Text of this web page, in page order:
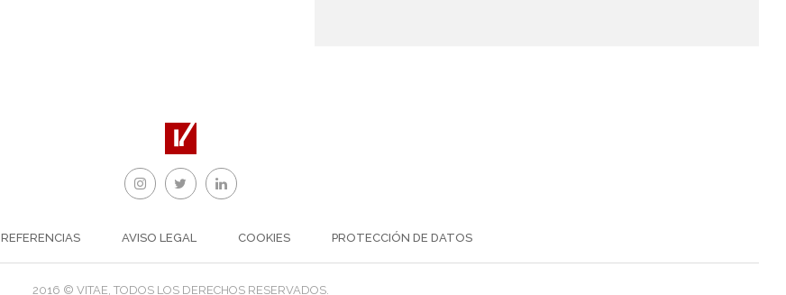
REFERENCIAS AVISO LEGAL COOKIES PROTECCIÓN DE DATOS
2016 © VITAE, TODOS LOS DERECHOS RESERVADOS.